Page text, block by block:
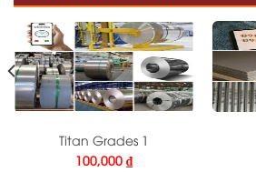
Titan Grades 1
100,000 ₫